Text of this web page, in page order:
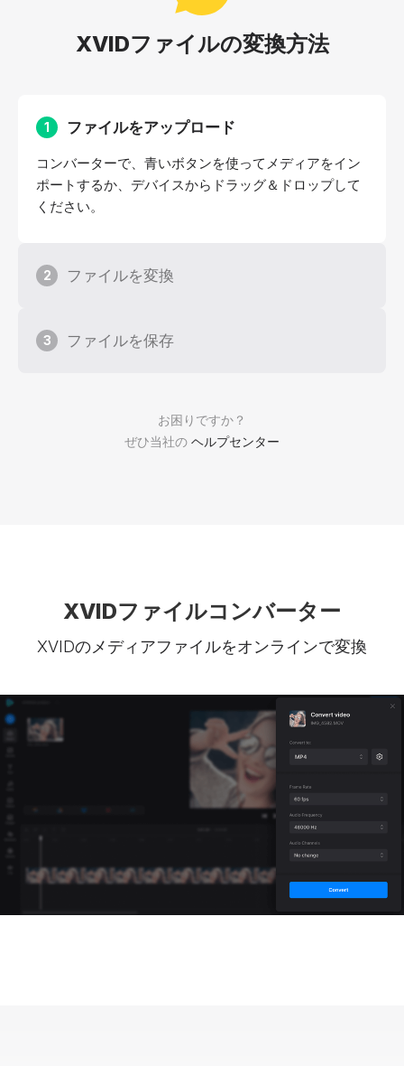
XVIDファイルの変換方法
お困りですか？
ぜひ当社の ヘルプセンター
1 ファイルをアップロード
コンバーターで、青いボタンを使ってメディアをイン
ポートするか、デバイスからドラッグ＆ドロップして
ください。
2 ファイルを変換
3 ファイルを保存
XVIDファイルコンバーター
XVIDのメディアファイルをオンラインで変換